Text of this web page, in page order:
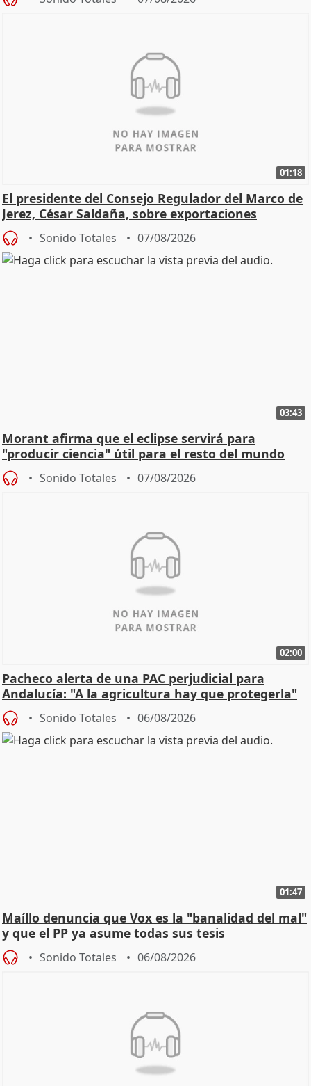
01:18
El presidente del Consejo Regulador del Marco de
Jerez, César Saldaña, sobre exportaciones
Sonido Totales 07/08/2026
03:43
Morant afirma que el eclipse servirá para
"producir ciencia" útil para el resto del mundo
Sonido Totales 07/08/2026
02:00
Pacheco alerta de una PAC perjudicial para
Andalucía: "A la agricultura hay que protegerla"
Sonido Totales 06/08/2026
01:47
Maíllo denuncia que Vox es la "banalidad del mal"
y que el PP ya asume todas sus tesis
Sonido Totales 06/08/2026